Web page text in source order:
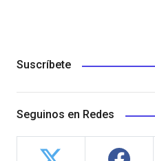
Suscríbete
Seguinos en Redes